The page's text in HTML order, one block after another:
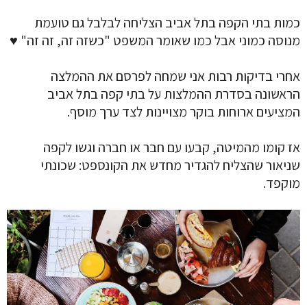
כמות בתי הקפה בתל אביב הצליחה לבלבל גם טועמת
מנוסה כמוני אבל כמו שאומר המשפט "כשזה זה, זה זה" ♥
אחרי בדיקות רבות אני שמחה לפרסם את ההמלצה
הראשונה בסדרת ההמלצות על בתי קפה בתל אביב
המציעים ארוחות בוקר מצויינות לצד ערך מוסף.
אז קומו מהמיטה, קבעו עם חבר או חברה וגשו לקפה
שניאור שהצליח להגדיר מחדש את הקונספט: שכונתי
מוקפד.